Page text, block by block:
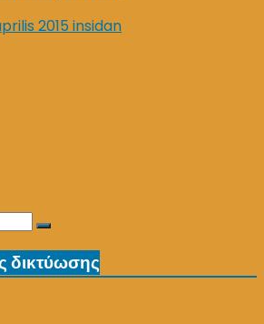
2015 insidan
Search
δικτύωσης